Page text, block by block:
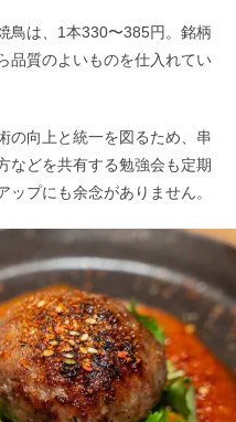
鳥は、1本330〜385円。銘柄
品質のよいものを仕入れてい
の向上と統一を図るため、串
などを共有する勉強会も定期
プにも余念がありません。